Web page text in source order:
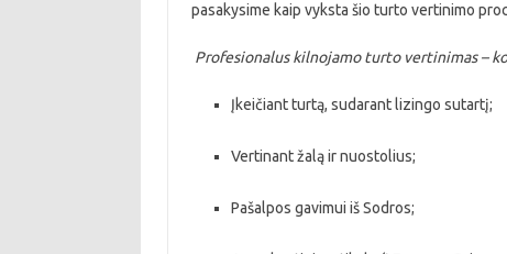
pasakysime kaip vyksta šio turto vertinimo
Profesionalus kilnojamo turto vertinimas –
Įkeičiant turtą, sudarant lizingo sutartį;
Vertinant žalą ir nuostolius;
Pašalpos gavimui iš Sodros;